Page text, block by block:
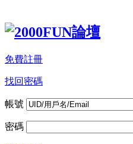
免費註冊
找回密碼
帳號
密碼